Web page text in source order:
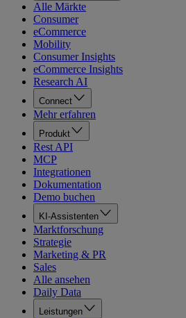
Alle Märkte
Consumer
eCommerce
Mobility
Consumer Insights
eCommerce Insights
Research AI
Connect
Mehr erfahren
Produkt
Rest API
MCP
Integrationen
Dokumentation
Demo buchen
KI-Assistenten
Marktforschung
Strategie
Marketing & PR
Sales
Alle ansehen
Daily Data
Leistungen